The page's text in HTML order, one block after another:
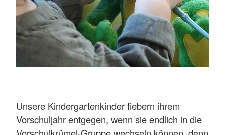
Unsere Kindergartenkinder fiebern ihrem
Vorschuljahr entgegen, wenn sie endlich in die